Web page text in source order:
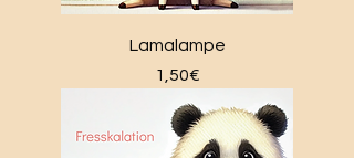
Lamalampe
Price
1,50€